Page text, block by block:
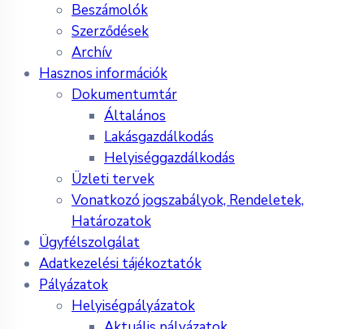
Beszámolók
Szerződések
Archív
Hasznos információk
Dokumentumtár
Általános
Lakásgazdálkodás
Helyiséggazdálkodás
Üzleti tervek
Vonatkozó jogszabályok, Rendeletek,
Határozatok
Ügyfélszolgálat
Adatkezelési tájékoztatók
Pályázatok
Helyiségpályázatok